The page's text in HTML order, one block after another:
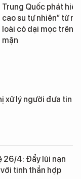
Trung Quốc phát hiện
cao su tự nhiên” từ
loài cỏ dại mọc trên
mặn
xử lý người đưa tin
26/4: Đẩy lùi nạn
tinh thần hợp